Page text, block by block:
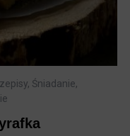
, Śniadanie,